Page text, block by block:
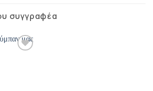
συγγραφέα